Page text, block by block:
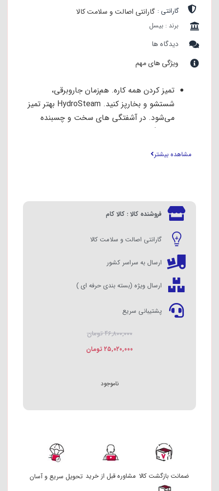
گارانتی : گارانتی اصالت و سلامت کالا
برند : بیسل
دیدگاه ها
ویژگی های مهم
تمیز کردن همه کاره. هم‌زمان جاروبرقی،
شستشو و بخارپز کنید. HydroSteam بهتر تمیز
می‌شود. در آشفتگی های سخت و چسبنده
بدون گره خوردن تا ۲۰% بهتر پاک می کند.
حداقل برسانید و از گره خوردن موها جلوگیری
مشاهده بیشتر
فروشنده کالا : کالا کام
گارانتی اصالت و سلامت کالا
ارسال به سراسر کشور
ارسال ویژه (بسته بندی حرفه ای )
پشتیبانی سریع
۴۶,۸۰۰,۰۰۰تومان
۲۵,۰۲۰,۰۰۰تومان
ناموجود
ضمانت بازگشت کالا مشاوره قبل از خرید تحویل سریع و آسان